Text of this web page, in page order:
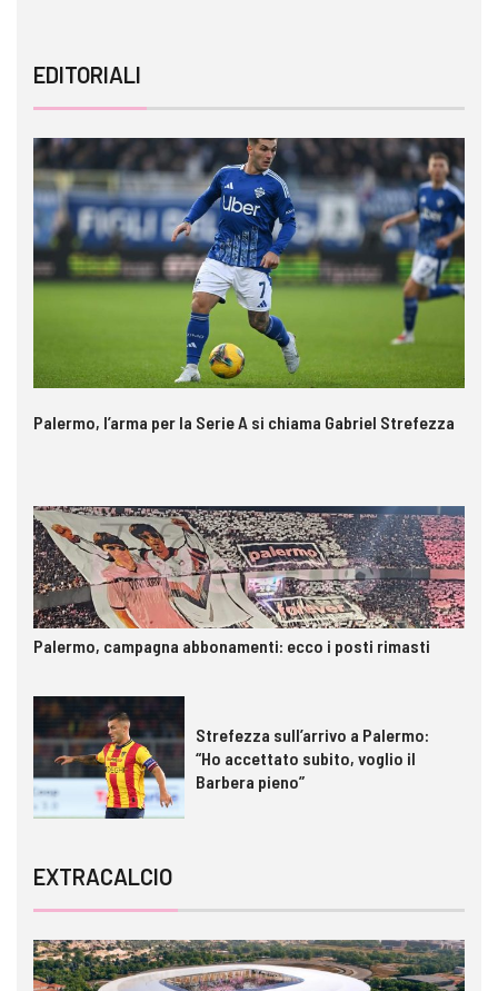
EDITORIALI
Palermo, l’arma per la Serie A si chiama Gabriel Strefezza
Palermo, campagna abbonamenti: ecco i posti rimasti
Strefezza sull’arrivo a Palermo:
“Ho accettato subito, voglio il
Barbera pieno”
EXTRACALCIO